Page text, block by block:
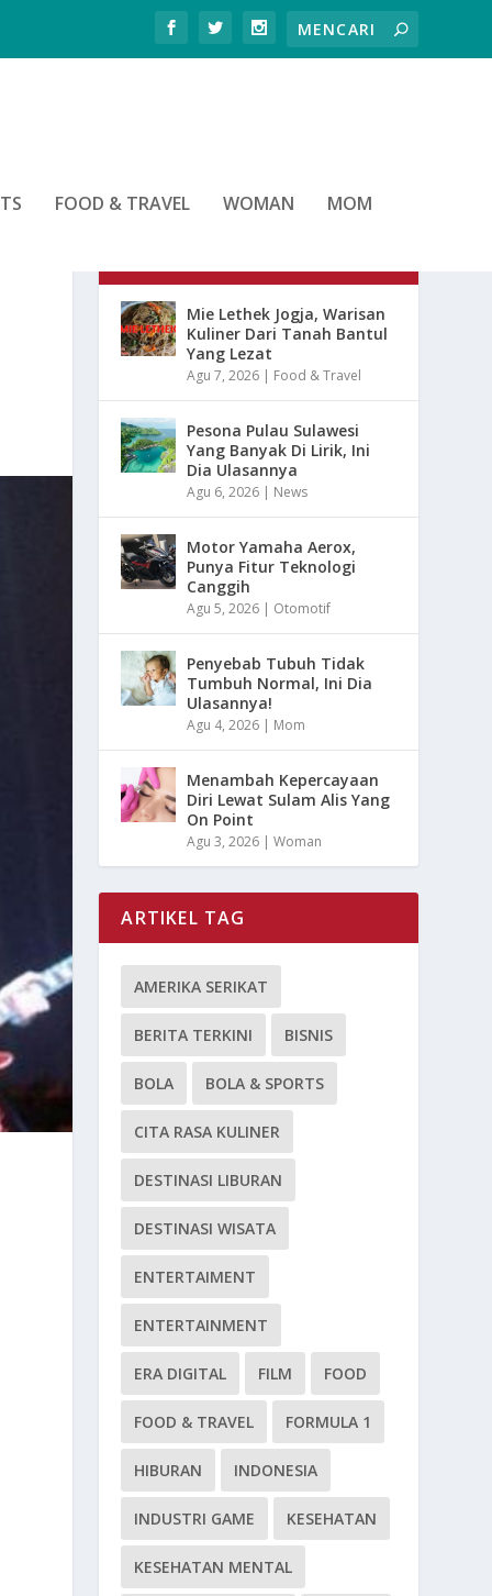
FOOD & TRAVEL WOMAN MOM
Mie Lethek Jogja, Warisan
Kuliner Dari Tanah Bantul
Yang Lezat
Agu 7, 2026 | Food & Travel
Pesona Pulau Sulawesi
Yang Banyak Di Lirik, Ini
Dia Ulasannya
Agu 6, 2026 | News
Motor Yamaha Aerox,
Punya Fitur Teknologi
Canggih
Agu 5, 2026 | Otomotif
Penyebab Tubuh Tidak
Tumbuh Normal, Ini Dia
Ulasannya!
Agu 4, 2026 | Mom
Menambah Kepercayaan
Diri Lewat Sulam Alis Yang
On Point
Agu 3, 2026 |Woman
ARTIKEL TAG
AMERIKA SERIKAT
BERITA TERKINI BISNIS
BOLA BOLA & SPORTS
CITA RASA KULINER
DESTINASI LIBURAN
DESTINASI WISATA
ENTERTAIMENT
ENTERTAINMENT
ERA DIGITAL FILM FOOD
FOOD & TRAVEL FORMULA 1
HIBURAN INDONESIA
INDUSTRI GAME KESEHATAN
KESEHATAN MENTAL